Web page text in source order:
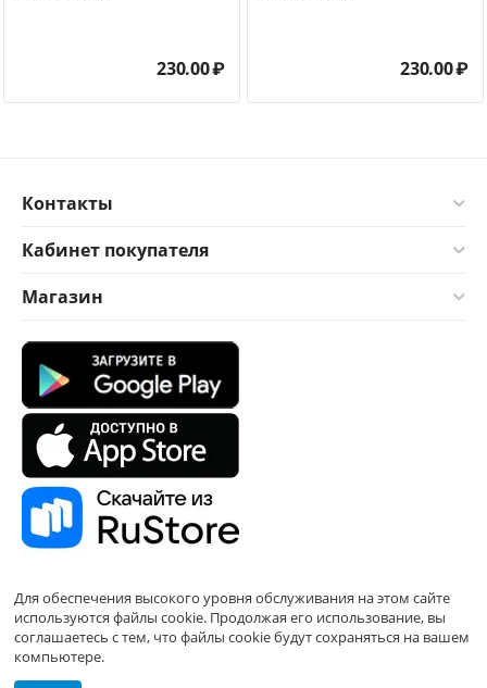
230.00₽ 230.00₽
Контакты
Кабинет покупателя
Магазин
Для обеспечения высокого уровня обслуживания на этом сайте
используются файлы cookie. Продолжая его использование, вы
соглашаетесь с тем, что файлы cookie будут сохраняться на вашем
компьютере.